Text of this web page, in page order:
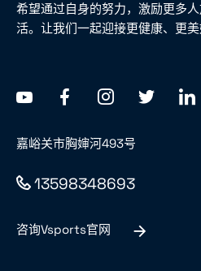
希望通过自身的努力，激励更多
活。让我们一起迎接更健康、更美
嘉峪关市胸婶河493号
13598348693
咨询Vsports官网